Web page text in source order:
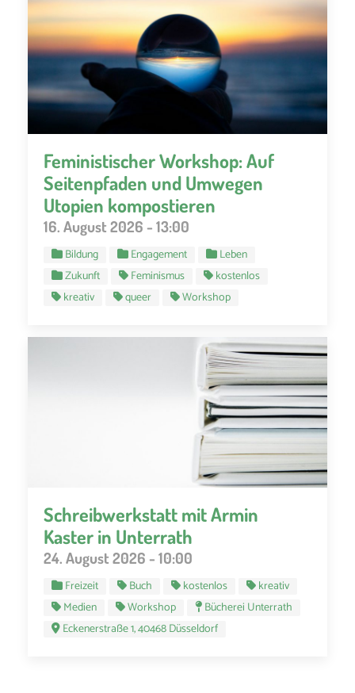
Feministischer Workshop: Auf
Seitenpfaden und Umwegen
Utopien kompostieren
16. August 2026 - 13:00
Bildung Engagement
Leben
Zukunft
Feminismus
kostenlos
kreativ
queer Workshop
Schreibwerkstatt mit Armin
Kaster in Unterrath
24. August 2026 - 10:00
Freizeit Buch kostenlos
kreativ
Medien
Workshop
Bücherei Unterrath
Eckenerstraße 1, 40468 Düsseldorf